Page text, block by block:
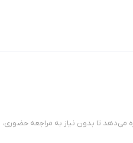
تا بدون نیاز به مراجعه